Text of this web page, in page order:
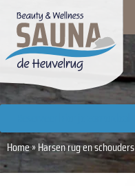
Home»Harsen rug en schouders